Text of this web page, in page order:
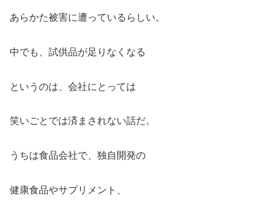
あらかた被害に遭っているらしい。
中でも、試供品が足りなくなる
というのは、会社にとっては
笑いごとでは済まされない話だ。
うちは食品会社で、独自開発の
健康食品やサプリメント、